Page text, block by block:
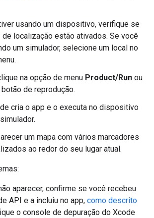
usando um dispositivo, verifique se
localização estão ativados. Se você
um simulador, selecione um local no
na opção de menu Product/Run ou
de reprodução.
cria o app e o executa no dispositivo
um mapa com vários marcadores
ao redor do seu lugar atual.
aparecer, confirme se você recebeu
API e a incluiu no app, como descrito
o console de depuração do Xcode